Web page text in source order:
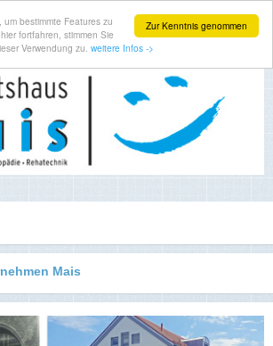
Zur Kenntnis genommen
bestimmte Features zu
fortfahren, stimmen Sie
Verwendung zu. weitere Infos ->
Mais